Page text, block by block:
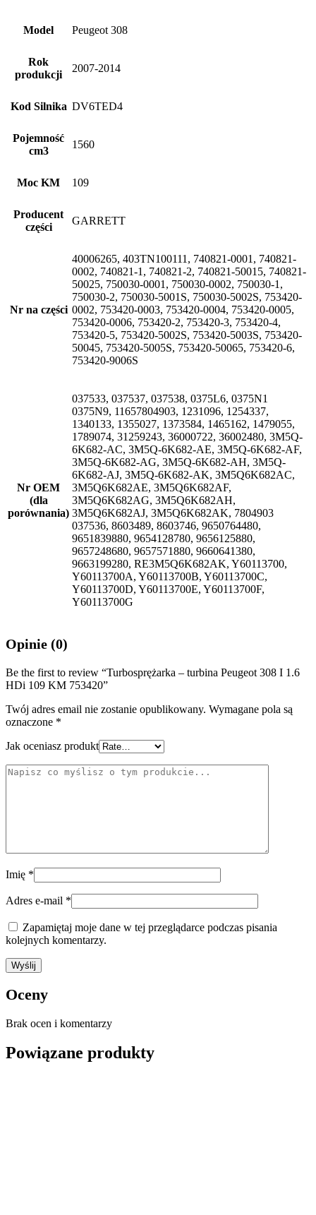
Model Peugeot 308
Rok
produkcji
2007-2014
Kod Silnika DV6TED4
Pojemność
cm3
1560
Moc KM 109
Producent
części
GARRETT
Nr na części
40006265, 403TN100111, 740821-0001, 740821-
0002, 740821-1, 740821-2, 740821-50015, 740821-
50025, 750030-0001, 750030-0002, 750030-1,
750030-2, 750030-5001S, 750030-5002S, 753420-
0002, 753420-0003, 753420-0004, 753420-0005,
753420-0006, 753420-2, 753420-3, 753420-4,
753420-5, 753420-5002S, 753420-5003S, 753420-
50045, 753420-5005S, 753420-50065, 753420-6,
753420-9006S
Nr OEM
(dla
porównania)
037533, 037537, 037538, 0375L6, 0375N1
0375N9, 11657804903, 1231096, 1254337,
1340133, 1355027, 1373584, 1465162, 1479055,
1789074, 31259243, 36000722, 36002480, 3M5Q-
6K682-AC, 3M5Q-6K682-AE, 3M5Q-6K682-AF,
3M5Q-6K682-AG, 3M5Q-6K682-AH, 3M5Q-
6K682-AJ, 3M5Q-6K682-AK, 3M5Q6K682AC,
3M5Q6K682AE, 3M5Q6K682AF,
3M5Q6K682AG, 3M5Q6K682AH,
3M5Q6K682AJ, 3M5Q6K682AK, 7804903
037536, 8603489, 8603746, 9650764480,
9651839880, 9654128780, 9656125880,
9657248680, 9657571880, 9660641380,
9663199280, RE3M5Q6K682AK, Y60113700,
Y60113700A, Y60113700B, Y60113700C,
Y60113700D, Y60113700E, Y60113700F,
Y60113700G
Opinie (0)
Be the first to review “Turbosprężarka – turbina Peugeot 308 I 1.6
HDi 109 KM 753420”
Twój adres email nie zostanie opublikowany. Wymagane pola są
oznaczone *
Jak oceniasz produkt
Imię *
Adres e-mail *
Zapamiętaj moje dane w tej przeglądarce podczas pisania
kolejnych komentarzy.
Oceny
Brak ocen i komentarzy
Powiązane produkty